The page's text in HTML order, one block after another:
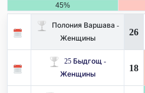
45%
Полония Варшава -
Женщины
26
25 Быдгощ -
Женщины
18